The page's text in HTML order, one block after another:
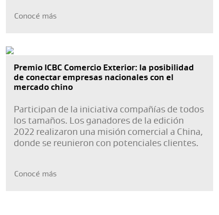
Conocé más
Premio ICBC Comercio Exterior: la posibilidad
de conectar empresas nacionales con el
mercado chino
Participan de la iniciativa compañías de todos
los tamaños. Los ganadores de la edición
2022 realizaron una misión comercial a China,
donde se reunieron con potenciales clientes.
Conocé más